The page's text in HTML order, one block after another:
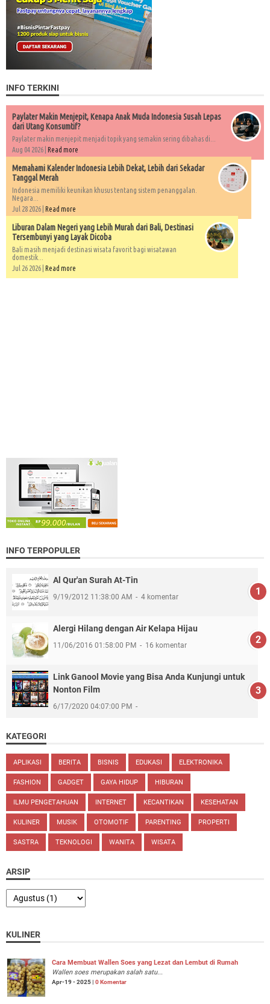
INFO TERKINI
Paylater Makin Menjepit, Kenapa Anak Muda Indonesia Susah Lepas
dari Utang Konsumtif?
Paylater makin menjepit menjadi topik yang semakin sering dibahas di...
Aug 04 2026 | Read more
Memahami Kalender Indonesia Lebih Dekat, Lebih dari Sekadar
Tanggal Merah
Indonesia memiliki keunikan khusus tentang sistem penanggalan.
Negara...
Jul 28 2026 | Read more
Liburan Dalam Negeri yang Lebih Murah dari Bali, Destinasi
Tersembunyi yang Layak Dicoba
Bali masih menjadi destinasi wisata favorit bagi wisatawan
domestik...
Jul 26 2026 | Read more
INFO TERPOPULER
Al Qur'an Surah At-Tin
9/19/2012 11:38:00 AM 4 komentar
Alergi Hilang dengan Air Kelapa Hijau
11/06/2016 01:58:00 PM 16 komentar
Link Ganool Movie yang Bisa Anda Kunjungi untuk
Nonton Film
6/17/2020 04:07:00 PM
KATEGORI
APLIKASI BERITA BISNIS EDUKASI ELEKTRONIKA
FASHION GADGET GAYA HIDUP HIBURAN
ILMU PENGETAHUAN INTERNET KECANTIKAN KESEHATAN
KULINER MUSIK OTOMOTIF PARENTING PROPERTI
SASTRA TEKNOLOGI WANITA WISATA
ARSIP
KULINER
Cara Membuat Wallen Soes yang Lezat dan Lembut di Rumah
Wallen soes merupakan salah satu...
Apr-19 - 2025 | 0 Komentar